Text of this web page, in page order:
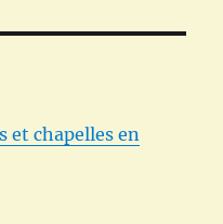
et chapelles en